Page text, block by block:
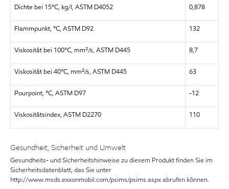
Dichte bei 15°C, kg/l, ASTM D4052 0,878
Flammpunkt, °C, ASTM D92 132
Viskosität bei 100°C, mm²/s, ASTM D445 8,7
Viskosität bei 40°C, mm²/s, ASTM D445 63
Pourpoint, °C, ASTM D97 -12
Viskositätsindex, ASTM D2270 110
Gesundheit, Sicherheit und Umwelt
Gesundheits- und Sicherheitshinweise zu diesem Produkt finden Sie im
Sicherheitsdatenblatt, das Sie unter
http://www.msds.exxonmobil.com/psims/psims.aspx abrufen können.